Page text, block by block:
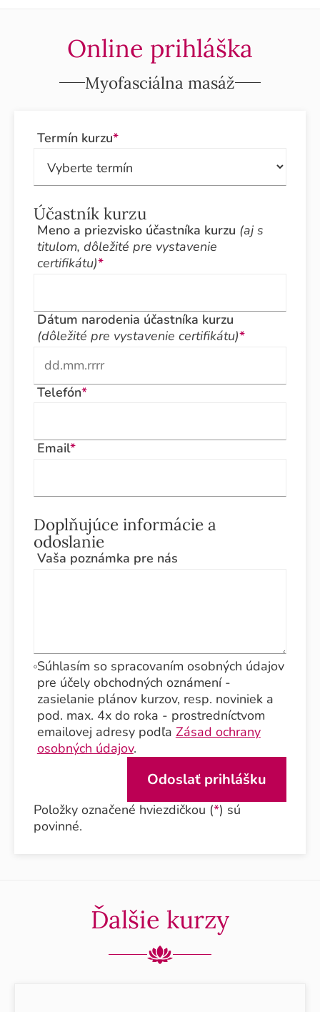
Online prihláška
Myofasciálna masáž
Termín kurzu*
Účastník kurzu
Meno a priezvisko účastníka kurzu (aj s
titulom, dôležité pre vystavenie
certifikátu)*
Dátum narodenia účastníka kurzu
(dôležité pre vystavenie certifikátu)*
Telefón*
Email*
Doplňujúce informácie a
odoslanie
Vaša poznámka pre nás
Súhlasím so spracovaním osobných údajov
pre účely obchodných oznámení -
zasielanie plánov kurzov, resp. noviniek a
pod. max. 4x do roka - prostredníctvom
emailovej adresy podľa Zásad ochrany
osobných údajov.
Položky označené hviezdičkou (*) sú
povinné.
Ďalšie kurzy